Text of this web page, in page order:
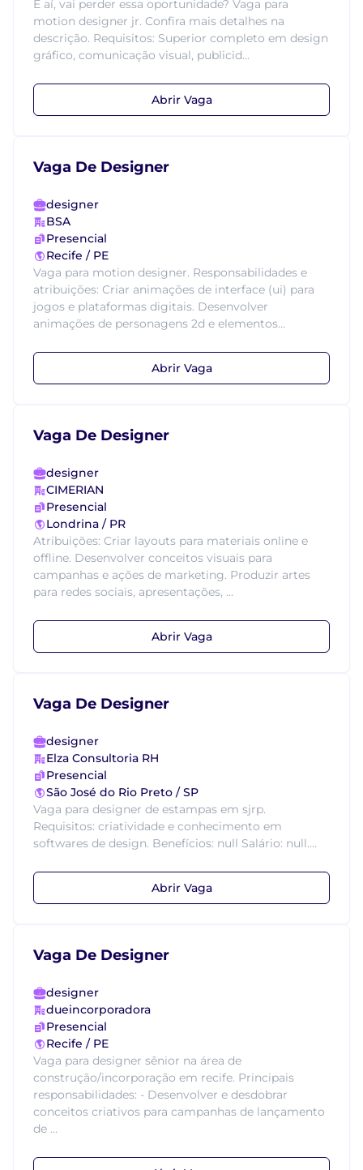
E aí, vai perder essa oportunidade? Vaga para
motion designer jr. Confira mais detalhes na
descrição. Requisitos: Superior completo em design
gráfico, comunicação visual, publicid...
Abrir Vaga
Vaga De Designer
designer
BSA
Presencial
Recife / PE
Vaga para motion designer. Responsabilidades e
atribuições: Criar animações de interface (ui) para
jogos e plataformas digitais. Desenvolver
animações de personagens 2d e elementos...
Abrir Vaga
Vaga De Designer
designer
CIMERIAN
Presencial
Londrina / PR
Atribuições: Criar layouts para materiais online e
offline. Desenvolver conceitos visuais para
campanhas e ações de marketing. Produzir artes
para redes sociais, apresentações, ...
Abrir Vaga
Vaga De Designer
designer
Elza Consultoria RH
Presencial
São José do Rio Preto / SP
Vaga para designer de estampas em sjrp.
Requisitos: criatividade e conhecimento em
softwares de design. Benefícios: null Salário: null....
Abrir Vaga
Vaga De Designer
designer
dueincorporadora
Presencial
Recife / PE
Vaga para designer sênior na área de
construção/incorporação em recife. Principais
responsabilidades: - Desenvolver e desdobrar
conceitos criativos para campanhas de lançamento
de ...